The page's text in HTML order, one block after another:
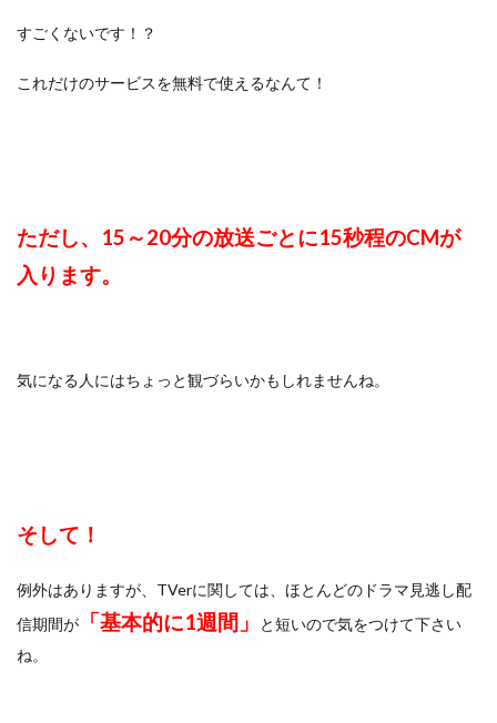
すごくないです！？
これだけのサービスを無料で使えるなんて！
ただし、15～20分の放送ごとに15秒程のCMが
入ります。
気になる人にはちょっと観づらいかもしれませんね。
そして！
例外はありますが、TVerに関しては、ほとんどのドラマ見逃し配
信期間が
「基本的に1週間」
と短いので気をつけて下さい
ね。